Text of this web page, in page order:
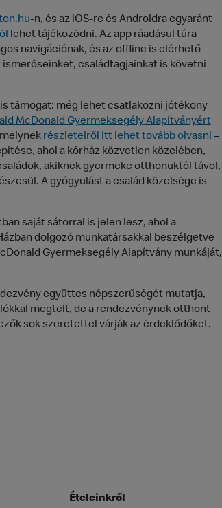
-n, és az iOS-re és Androidra egyaránt
lehet tájékozódni. Az app ráadásul túra
navigációnak, és az offline is elérhető
családtagjainkat is követni
támogat: még lehet csatlakozni jótékony
McDonald Gyermeksegély Alapítványért
részleteiről itt lehet tovább olvasni –
ahol a kórház közvetlen közelében,
akiknek gyermeke otthonuktól távol,
A gyógyulást a család közelsége is
saját sátorral is jelen lesz, ahol a
dolgozó munkatársakkal beszélgetve
Gyermeksegély Alapítvány munkáját,
együttes népszerűségét mutatja,
megtelt, de a rendezvénynek otthont
sok szeretettel várják az érdeklődőket.
Ételeinkről